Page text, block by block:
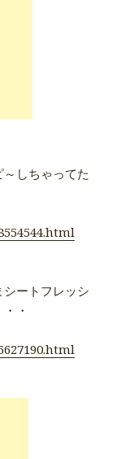
しちゃってた
ートフレッシ
・